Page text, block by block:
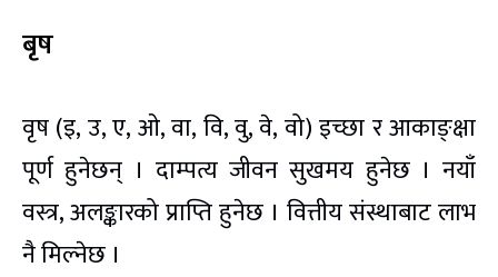
बृष
वृष (इ, उ, ए, ओ, वा, वि, वु, वे, वो) इच्छा र आकाङ्क्षा
पूर्ण हुनेछन् । दाम्पत्य जीवन सुखमय हुनेछ । नयाँ
वस्त्र, अलङ्कारको प्राप्ति हुनेछ । वित्तीय संस्थाबाट लाभ
नै मिल्नेछ ।